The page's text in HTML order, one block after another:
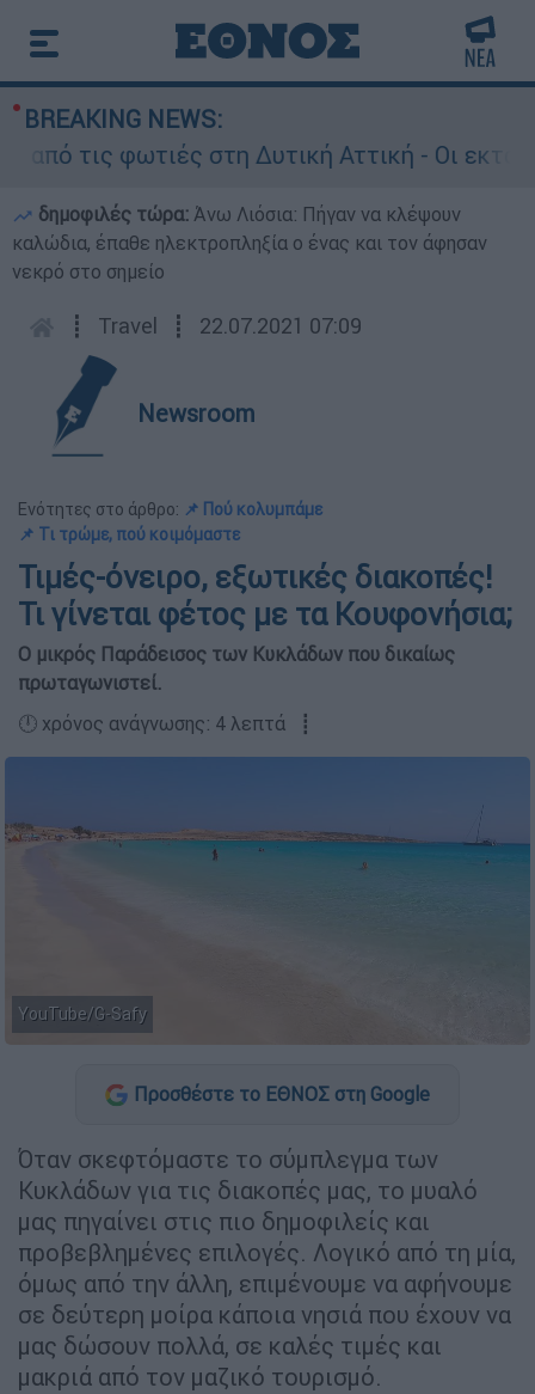
BREAKING NEWS:
τις φωτιές στη Δυτική Αττική - Οι εκτάσεις
δημοφιλές τώρα: Άνω Λιόσια: Πήγαν να κλέψουν
καλώδια, έπαθε ηλεκτροπληξία ο ένας και τον άφησαν
νεκρό στο σημείο
┋ Travel ┋ 22.07.2021 07:09
Newsroom
Ενότητες στο άρθρο: 📌 Πού κολυμπάμε
📌 Τι τρώμε, πού κοιμόμαστε
Τιμές-όνειρο, εξωτικές διακοπές!
Τι γίνεται φέτος με τα Κουφονήσια;
Ο μικρός Παράδεισος των Κυκλάδων που δικαίως
πρωταγωνιστεί.
🕛 χρόνος ανάγνωσης: 4 λεπτά ┋
YouTube/G-Safy
Προσθέστε το ΕΘΝΟΣ στη Google
Όταν σκεφτόμαστε το σύμπλεγμα των
Κυκλάδων για τις διακοπές μας, το μυαλό
μας πηγαίνει στις πιο δημοφιλείς και
προβεβλημένες επιλογές. Λογικό από τη μία,
όμως από την άλλη, επιμένουμε να αφήνουμε
σε δεύτερη μοίρα κάποια νησιά που έχουν να
μας δώσουν πολλά, σε καλές τιμές και
μακριά από τον μαζικό τουρισμό.